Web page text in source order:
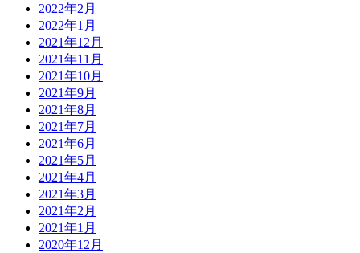
2022年2月
2022年1月
2021年12月
2021年11月
2021年10月
2021年9月
2021年8月
2021年7月
2021年6月
2021年5月
2021年4月
2021年3月
2021年2月
2021年1月
2020年12月